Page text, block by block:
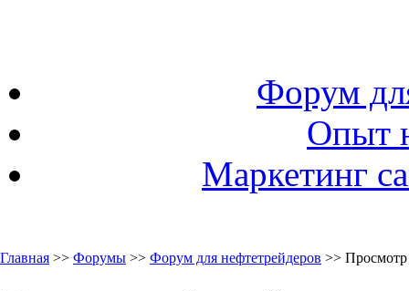
Форум
Опыт
Маркетинг
Главная >> Форумы >> Форум для нефтетрейдеров >>